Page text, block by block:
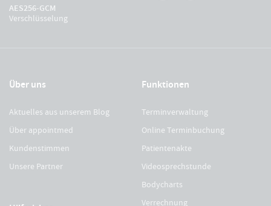
AES256-GCM
Verschlüsselung
Über uns
Aktuelles aus unserem Blog
Über appointmed
Kundenstimmen
Unsere Partner
Funktionen
Terminverwaltung
Online Terminbuchung
Patientenakte
Videosprechstunde
Bodycharts
Verrechnung